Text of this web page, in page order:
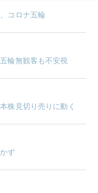
コロナ五輪
輪無観客も不安視
株見切り売りに動く
ず